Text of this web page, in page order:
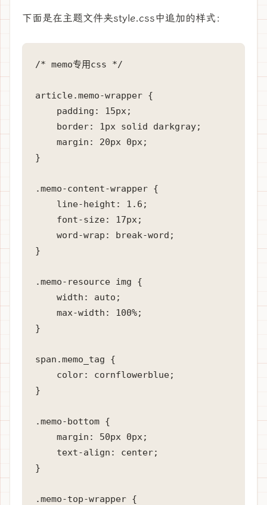
下面是在主题文件夹style.css中追加的样式：
/* memo专用css */
article.memo-wrapper {
    padding: 15px;
    border: 1px solid darkgray;
    margin: 20px 0px;
}
.memo-content-wrapper {
    line-height: 1.6;
    font-size: 17px;
    word-wrap: break-word;
}
.memo-resource img {
    width: auto;
    max-width: 100%;
}
span.memo_tag {
    color: cornflowerblue;
}
.memo-bottom {
    margin: 50px 0px;
    text-align: center;
}
.memo-top-wrapper {